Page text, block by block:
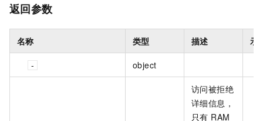
返回参数
名称 类型 描述 示
object
访问被拒绝
详细信息，
只有 RAM